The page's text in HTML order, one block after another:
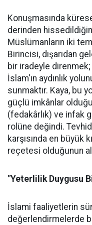
Konuşmasında
derinden
Müslümanların iki
Birincisi, dışarıdan
bir iradeyle
İslam'ın aydınlık
sunmaktır. Kaya, bu
güçlü imkânlar
(fedakârlık) ve infak
rolüne değindi.
karşısında en büyük
reçetesi olduğunun
"Yeterlilik Duygusu
İslami faaliyetlerin
değerlendirmelerde